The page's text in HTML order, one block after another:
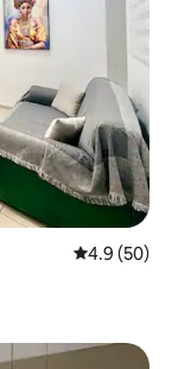
คะแนนเฉลี่ย
4.9 (50)